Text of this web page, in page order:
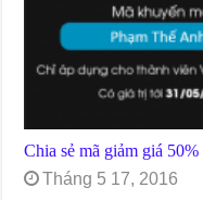
Chia sẻ mã giảm giá
Tháng 5 17, 2016